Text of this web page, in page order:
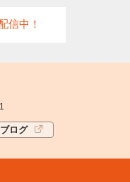
信中！
ブログ